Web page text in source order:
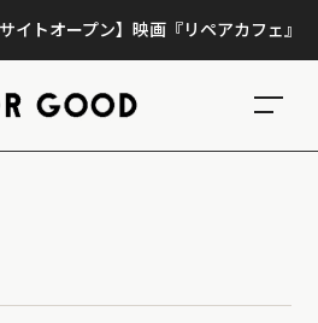
ープン】映画『リペアカフェ』、上映